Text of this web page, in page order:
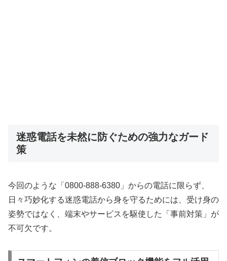
迷惑電話を未然に防ぐための強力なガード
策
今回のような「0800-888-6380」からの電話に限らず、
日々巧妙化する迷惑電話から身を守るためには、受け身の
姿勢ではなく、端末やサービスを駆使した「事前対策」が
不可欠です。